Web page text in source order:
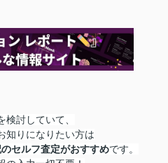
検討していて、
知りになりたい方は
セルフ査定がおすすめです。